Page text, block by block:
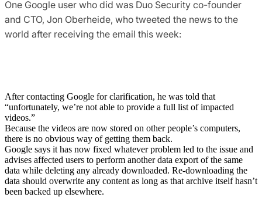
One Google user who did was Duo Security co-founder
and CTO, Jon Oberheide, who tweeted the news to the
world after receiving the email this week:
After contacting Google for clarification, he was told that
“unfortunately, we’re not able to provide a full list of impacted
videos.”
Because the videos are now stored on other people’s computers,
there is no obvious way of getting them back.
Google says it has now fixed whatever problem led to the issue and
advises affected users to perform another data export of the same
data while deleting any already downloaded. Re-downloading the
data should overwrite any content as long as that archive itself hasn’t
been backed up elsewhere.